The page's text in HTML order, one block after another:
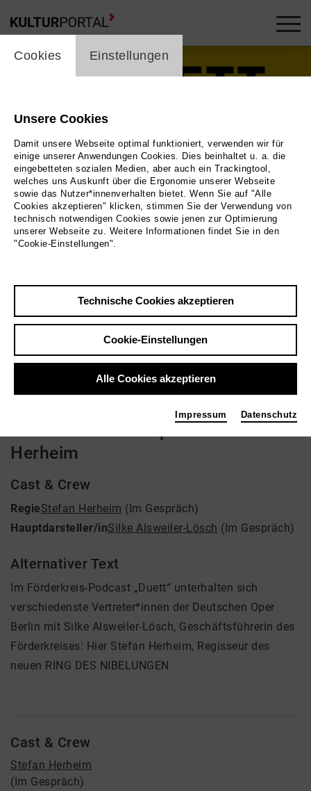
Play
Zurück|Übersicht
Film Info
Deutschland 2020 | 39 min.
Regie: Stefan Herheim
Video VoD / live
Herheim
Cast & Crew
RegieStefan Herheim (Im Gespräch)
Hauptdarsteller/inSilke Alsweiler-Lösch (Im Gespräch)
Alternativer Text
Im Förderkreis-Podcast „Duett“ unterhalten sich
verschiedenste Vertreter*innen der Deutschen Oper
Berlin mit Silke Alsweiler-Lösch, Geschäftsführerin des
Förderkreises: Hier Stefan Herheim, Regisseur des
neuen RING DES NIBELUNGEN
Cast & Crew
Stefan Herheim
(Im Gespräch)
cookie_layer
Cookies Einstellungen
Unsere Cookies
Damit unsere Webseite optimal funktioniert, verwenden wir für
einige unserer Anwendungen Cookies. Dies beinhaltet u. a. die
eingebetteten sozialen Medien, aber auch ein Trackingtool,
welches uns Auskunft über die Ergonomie unserer Webseite
sowie das Nutzer*innenverhalten bietet. Wenn Sie auf "Alle
Cookies akzeptieren" klicken, stimmen Sie der Verwendung von
technisch notwendigen Cookies sowie jenen zur Optimierung
unserer Webseite zu. Weitere Informationen findet Sie in den
"Cookie-Einstellungen".
Technische Cookies akzeptieren
Cookie-Einstellungen
Alle Cookies akzeptieren
Impressum Datenschutz